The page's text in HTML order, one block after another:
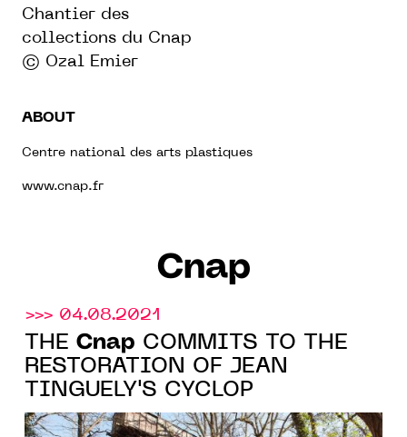
Chantier des
collections du Cnap
© Ozal Emier
ABOUT
Centre national des arts plastiques
www.cnap.fr
Cnap
>>> 04.08.2021
THE Cnap COMMITS TO THE
RESTORATION OF JEAN
TINGUELY'S CYCLOP